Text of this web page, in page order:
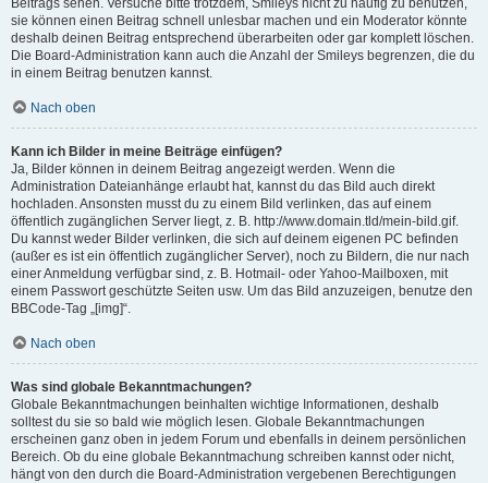
Beitrags sehen. Versuche bitte trotzdem, Smileys nicht zu häufig zu benutzen,
sie können einen Beitrag schnell unlesbar machen und ein Moderator könnte
deshalb deinen Beitrag entsprechend überarbeiten oder gar komplett löschen.
Die Board-Administration kann auch die Anzahl der Smileys begrenzen, die du
in einem Beitrag benutzen kannst.
Nach oben
Kann ich Bilder in meine Beiträge einfügen?
Ja, Bilder können in deinem Beitrag angezeigt werden. Wenn die
Administration Dateianhänge erlaubt hat, kannst du das Bild auch direkt
hochladen. Ansonsten musst du zu einem Bild verlinken, das auf einem
öffentlich zugänglichen Server liegt, z. B. http://www.domain.tld/mein-bild.gif.
Du kannst weder Bilder verlinken, die sich auf deinem eigenen PC befinden
(außer es ist ein öffentlich zugänglicher Server), noch zu Bildern, die nur nach
einer Anmeldung verfügbar sind, z. B. Hotmail- oder Yahoo-Mailboxen, mit
einem Passwort geschützte Seiten usw. Um das Bild anzuzeigen, benutze den
BBCode-Tag „[img]“.
Nach oben
Was sind globale Bekanntmachungen?
Globale Bekanntmachungen beinhalten wichtige Informationen, deshalb
solltest du sie so bald wie möglich lesen. Globale Bekanntmachungen
erscheinen ganz oben in jedem Forum und ebenfalls in deinem persönlichen
Bereich. Ob du eine globale Bekanntmachung schreiben kannst oder nicht,
hängt von den durch die Board-Administration vergebenen Berechtigungen